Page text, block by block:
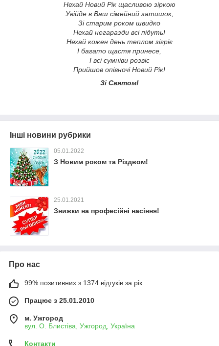
Нехай Новий Рік щасливою зіркою
Увійде в Ваш сімейний затишок,
Зі старим роком швидко
Нехай негаразди всі підуть!
Нехай кожен день теплом зігріє
І багато щастя принесе,
І всі сумніви розвіє
Прийшов опівночі Новий Рік!
Зі Святом!
Інші новини рубрики
05.01.2022
З Новим роком та Різдвом!
25.01.2021
Знижки на професійні насіння!
Про нас
99% позитивних з 1374 відгуків за рік
Працює з 25.01.2010
м. Ужгород
вул. О. Блистіва, Ужгород, Україна
Контакти